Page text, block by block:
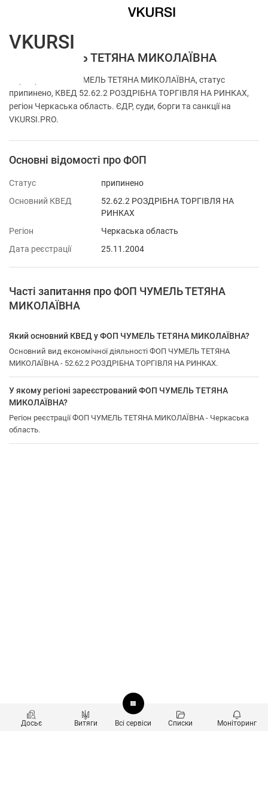
ФОП ЧУМЕЛЬ ТЕТЯНА МИКОЛАЇВНА
Перевірка ФОП ЧУМЕЛЬ ТЕТЯНА МИКОЛАЇВНА, статус
припинено, КВЕД 52.62.2 РОЗДРІБНА ТОРГІВЛЯ НА РИНКАХ,
регіон Черкаська область. ЄДР, суди, борги та санкції на
VKURSI.PRO.
Основні відомості про ФОП
Статус
припинено
Основний КВЕД
52.62.2 РОЗДРІБНА ТОРГІВЛЯ НА
РИНКАХ
Регіон
Черкаська область
Дата реєстрації
25.11.2004
Часті запитання про ФОП ЧУМЕЛЬ ТЕТЯНА
МИКОЛАЇВНА
Який основний КВЕД у ФОП ЧУМЕЛЬ ТЕТЯНА МИКОЛАЇВНА?
Основний вид економічної діяльності ФОП ЧУМЕЛЬ ТЕТЯНА
МИКОЛАЇВНА - 52.62.2 РОЗДРІБНА ТОРГІВЛЯ НА РИНКАХ.
У якому регіоні зареєстрований ФОП ЧУМЕЛЬ ТЕТЯНА
МИКОЛАЇВНА?
Регіон реєстрації ФОП ЧУМЕЛЬ ТЕТЯНА МИКОЛАЇВНА - Черкаська
область.
Досьє Витяги Всі сервіси Списки Моніторинг
VKURSI